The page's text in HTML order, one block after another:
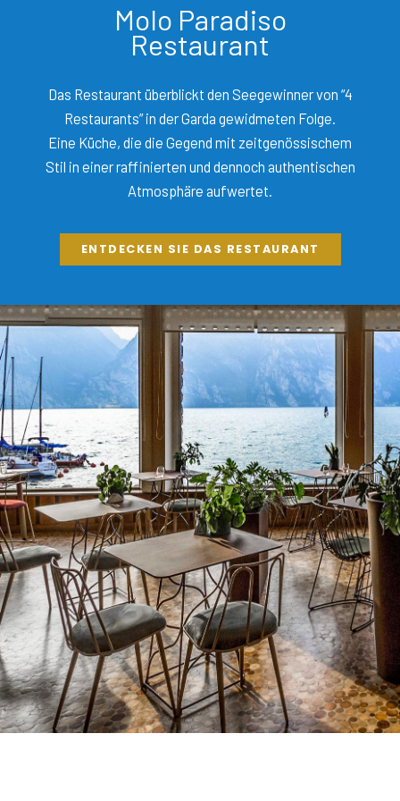
Molo Paradiso
Restaurant
Das Restaurant überblickt den Seegewinner von “4
Restaurants” in der Garda gewidmeten Folge.
Eine Küche, die die Gegend mit zeitgenössischem
Stil in einer raffinierten und dennoch authentischen
Atmosphäre aufwertet.
ENTDECKEN SIE DAS RESTAURANT